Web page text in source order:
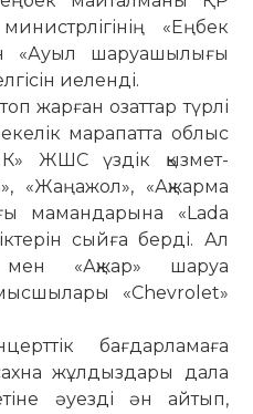
«Еңбек
«Ауыл шаруашылығы
иеленді.
жарған озаттар түрлі
марапатта облыс
ЖШС үздік қызмет­
«Жаңажол», «Ақжарма
мамандарына «Lada
сыйға берді. Ал
«Ақжар» шаруа
«Chevrolet»
бағдар­ламаға
жұл­дыздары дала
әуезді ән айтып,